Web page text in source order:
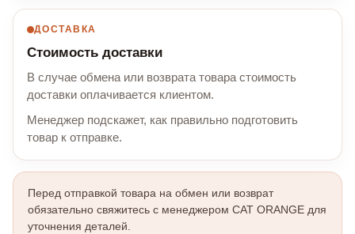
ДОСТАВКА
Стоимость доставки
В случае обмена или возврата товара стоимость
доставки оплачивается клиентом.
Менеджер подскажет, как правильно подготовить
товар к отправке.
Перед отправкой товара на обмен или возврат
обязательно свяжитесь с менеджером CAT ORANGE для
уточнения деталей.